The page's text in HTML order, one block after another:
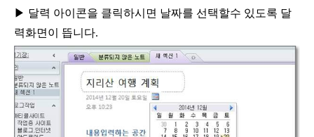
▶ 달력 아이콘을 클릭하시면 날짜를 선택할수 있도록 달
력화면이 뜹니다.